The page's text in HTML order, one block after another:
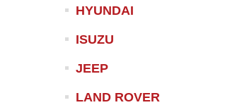
HYUNDAI
ISUZU
JEEP
LAND ROVER